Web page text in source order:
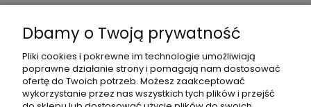
Informacje o sklepie
Moje konto
Pomoc
Dbamy o Twoją prywatność
Pliki cookies i pokrewne im technologie umożliwiają
poprawne działanie strony i pomagają nam dostosować
ofertę do Twoich potrzeb. Możesz zaakceptować
wykorzystanie przez nas wszystkich tych plików i przejść